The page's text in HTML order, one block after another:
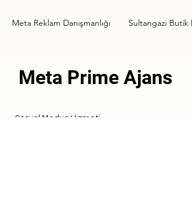
Meta Reklam Danışmanlığı Sultangazi Butik
Meta Prime Ajans
Sosyal Medya Hizmeti